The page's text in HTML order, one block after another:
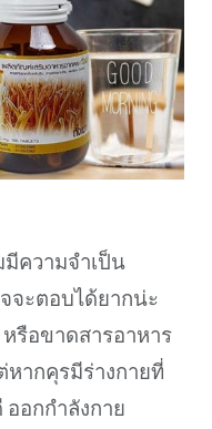
มีความจำเป็น
จะตอบได้ยากน่ะ
รือขาดสารอาหาร
หากคุรมีร่างกายที่
อกกำลังกาย